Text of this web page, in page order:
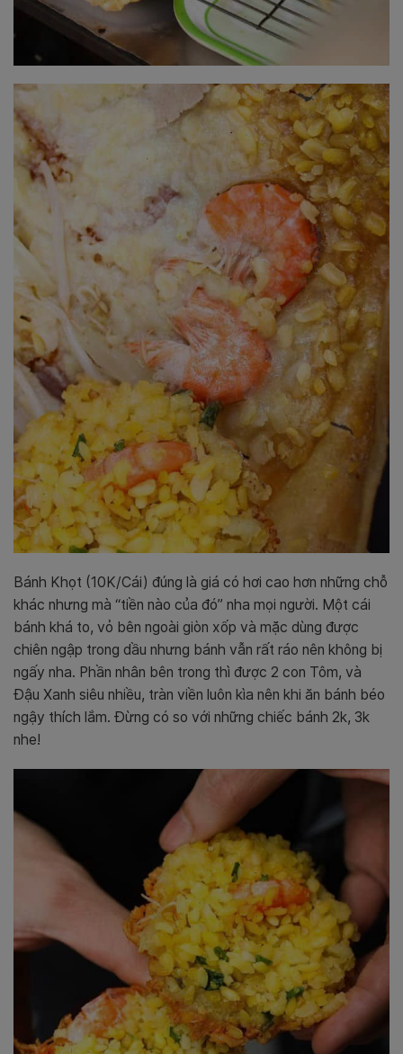
Bánh Khọt (10K/Cái) đúng là giá có hơi cao hơn những chỗ
khác nhưng mà “tiền nào của đó” nha mọi người. Một cái
bánh khá to, vỏ bên ngoài giòn xốp và mặc dùng được
chiên ngập trong dầu nhưng bánh vẫn rất ráo nên không bị
ngấy nha. Phần nhân bên trong thì được 2 con Tôm, và
Đậu Xanh siêu nhiều, tràn viền luôn kìa nên khi ăn bánh béo
ngậy thích lắm. Đừng có so với những chiếc bánh 2k, 3k
nhe!